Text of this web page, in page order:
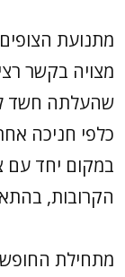
מתנועת
מצויה בקשר
שהעלתה חשד
כלפי חניכה
במקום יחד עם
הקרובות,
מתחילת החופש